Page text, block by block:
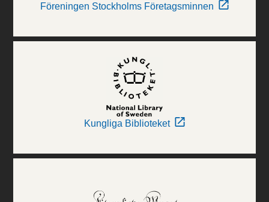
Föreningen Stockholms Företagsminnen
Kungliga Biblioteket